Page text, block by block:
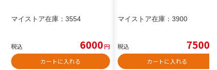
マイストア在庫： 3554
税込 6000円
カートに入れる
マイストア在庫： 3900
税込 7500
カートに入れる